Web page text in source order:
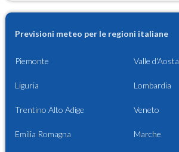
Previsioni meteo per le regioni italiane
Piemonte Valle d'Aosta
Liguria Lombardia
Trentino Alto Adige Veneto
Emilia Romagna Marche